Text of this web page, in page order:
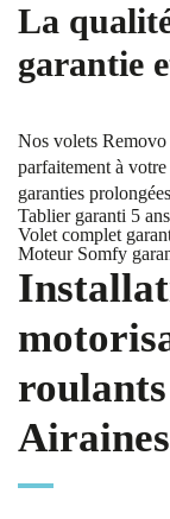
La
garantie
Nos volets Removo
parfaitement à
garanties
Tablier garanti 5 ans
Volet complet
Moteur Somfy
Airaines